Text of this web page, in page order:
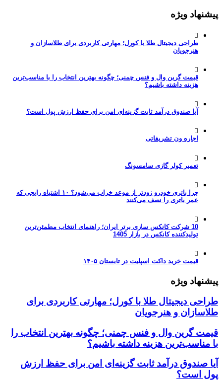
پیشنهاد ویژه
طراحی دیجیتال طلا با کورل؛ مهارتی کاربردی برای طلاسازان و
هنرجویان
قیمت گرین وال و فنس چمنی؛ چگونه بهترین انتخاب را با مناسب‌ترین
هزینه داشته باشیم؟
آیا صندوق درآمد ثابت گزینه‌ای امن برای حفظ ارزش پول است؟
اجاره ون تشریفاتی
تعمیر کولر گازی سامسونگ
چرا باتری خودرو زودتر از موعد خراب می‌شود؟ ۱۰ اشتباه رایجی که
عمر باتری را نصف می‌کنند
10 شرکت کانکس سازی برتر ایران؛ راهنمای انتخاب مطمئن‌ترین
تولیدکننده کانکس در بازار 1405
قیمت خرید داکت اسپلیت در تابستان ۱۴۰۵
پیشنهاد ویژه
طراحی دیجیتال طلا با کورل؛ مهارتی کاربردی برای
طلاسازان و هنرجویان
قیمت گرین وال و فنس چمنی؛ چگونه بهترین انتخاب را
با مناسب‌ترین هزینه داشته باشیم؟
آیا صندوق درآمد ثابت گزینه‌ای امن برای حفظ ارزش
پول است؟